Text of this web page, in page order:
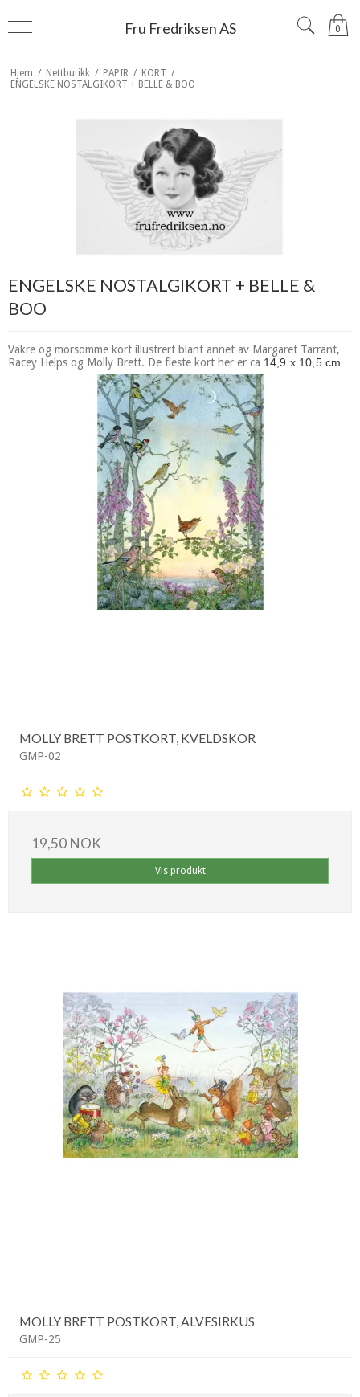
Fru Fredriksen AS 0
Hjem / Nettbutikk / PAPIR / KORT /
ENGELSKE NOSTALGIKORT + BELLE & BOO
ENGELSKE NOSTALGIKORT + BELLE &
BOO
Vakre og morsomme kort illustrert blant annet av Margaret Tarrant,
Racey Helps og Molly Brett. De fleste kort her er ca 14,9 x 10,5 cm.
MOLLY BRETT POSTKORT, KVELDSKOR
GMP-02
19,50 NOK
Vis produkt
MOLLY BRETT POSTKORT, ALVESIRKUS
GMP-25